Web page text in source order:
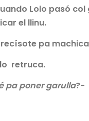
Lolo pasó
el llinu.
pa
retruca.
pa poner garulla?-